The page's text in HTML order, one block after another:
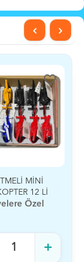
favorite_border
MİNİ
12 Lİ
Özel
+